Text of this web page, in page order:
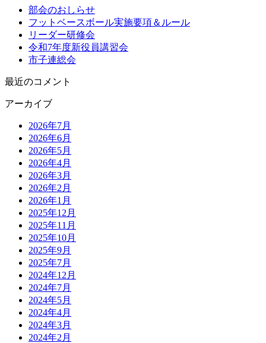
部会のおしらせ
フットベースボール実施要項＆ルール
リーダー研修会
令和7年度新役員講習会
市子連総会
最近のコメント
アーカイブ
2026年7月
2026年6月
2026年5月
2026年4月
2026年3月
2026年2月
2026年1月
2025年12月
2025年11月
2025年10月
2025年9月
2025年7月
2024年12月
2024年7月
2024年5月
2024年4月
2024年3月
2024年2月